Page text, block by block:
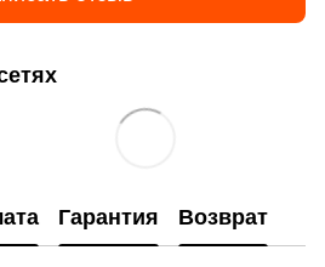
Гарантия Возврат